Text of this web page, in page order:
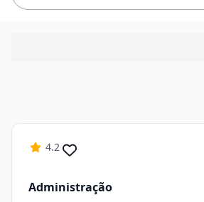
4.2
Administração